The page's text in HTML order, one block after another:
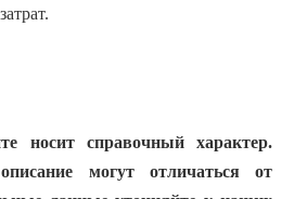
носит справочный характер.
могут отличаться от